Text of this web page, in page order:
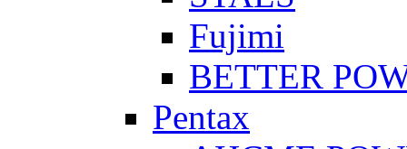
Fujimi
BETTER
Pentax